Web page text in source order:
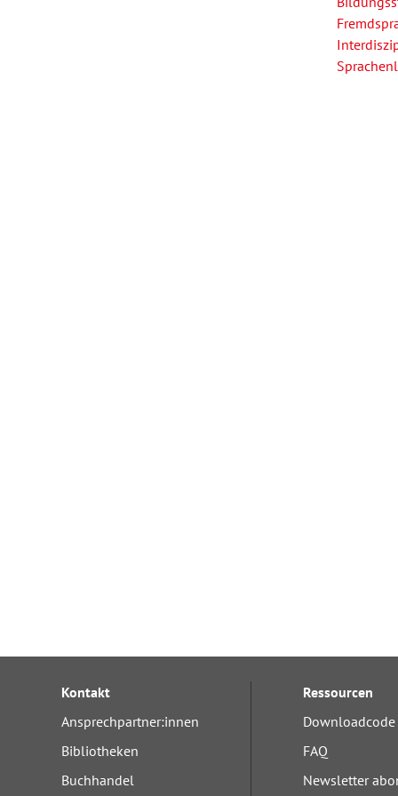
Kontakt
Ansprechpartner:innen
Bibliotheken
Buchhandel
Ressourcen
FAQ
Newsletter